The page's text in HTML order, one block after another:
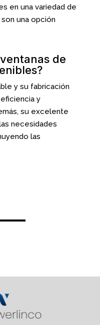
en una variedad de
una opción
de
y su fabricación
y
su excelente
necesidades
las